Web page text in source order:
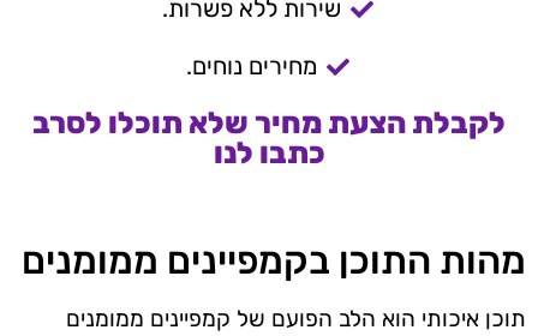
שירות ללא פשרות.
מחירים נוחים.
לקבלת הצעת מחיר שלא תוכלו לסרב
כתבו לנו
מהות התוכן בקמפיינים ממומנים
תוכן איכותי הוא הלב הפועם של קמפיינים ממומנים